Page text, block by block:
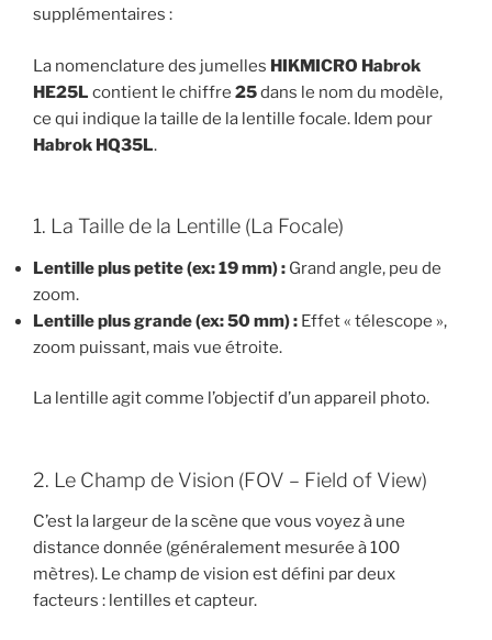
supplémentaires :
La nomenclature des jumelles HIKMICRO Habrok
HE25L contient le chiffre 25dans le nom du modèle,
ce qui indique la taille de la lentille focale. Idem pour
Habrok HQ35L.
1. La Taille de la Lentille (La Focale)
Lentille plus petite (ex: 19 mm) : Grand angle, peu de
zoom.
Lentille plus grande (ex: 50 mm) : Effet « télescope »,
zoom puissant, mais vue étroite.
La lentille agit comme l’objectif d’un appareil photo.
2. Le Champ de Vision (FOV – Field of View)
C’est la largeur de la scène que vous voyez à une
distance donnée (généralement mesurée à 100
mètres). Le champ de vision est défini par deux
facteurs : lentilles et capteur.